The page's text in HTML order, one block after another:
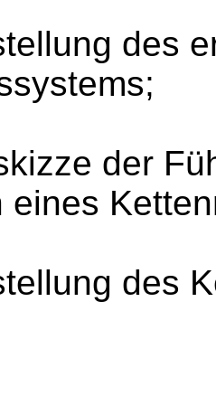
des
der
eines
des